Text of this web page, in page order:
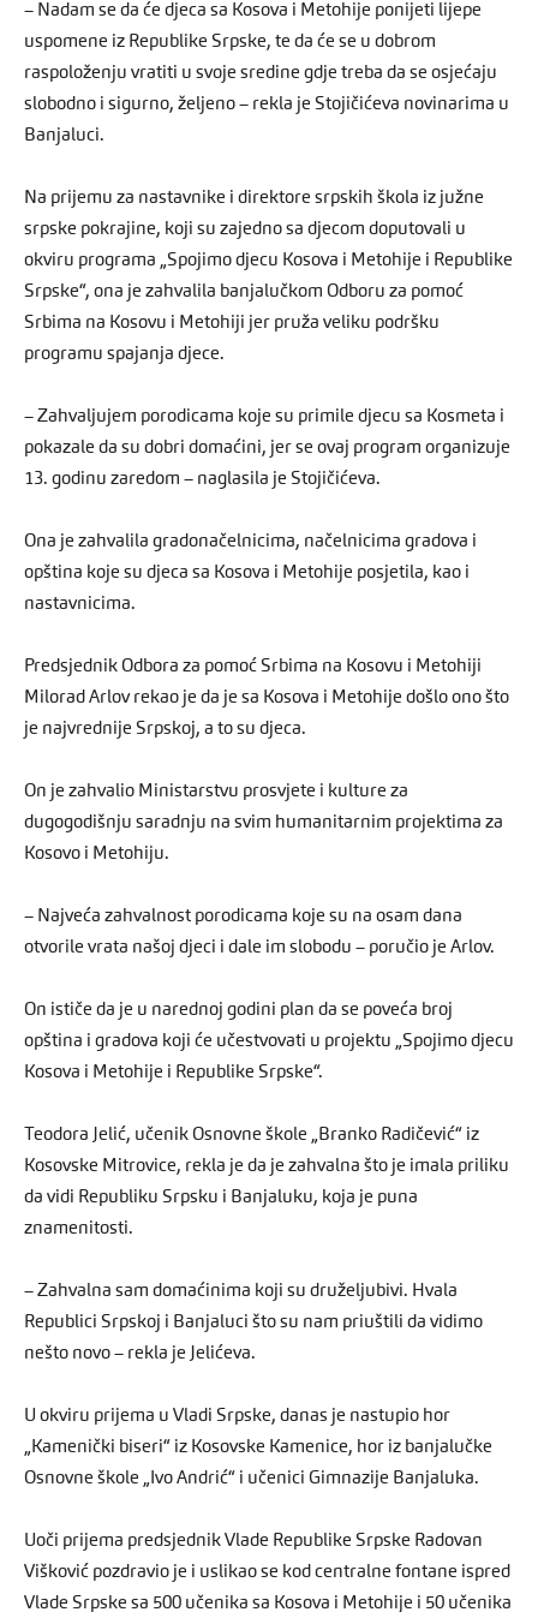
– Nadam se da će djeca sa Kosova i Metohije ponijeti lijepe
uspomene iz Republike Srpske, te da će se u dobrom
raspoloženju vratiti u svoje sredine gdje treba da se osjećaju
slobodno i sigurno, željeno – rekla je Stojičićeva novinarima u
Banjaluci.
Na prijemu za nastavnike i direktore srpskih škola iz južne
srpske pokrajine, koji su zajedno sa djecom doputovali u
okviru programa „Spojimo djecu Kosova i Metohije i Republike
Srpske“, ona je zahvalila banjalučkom Odboru za pomoć
Srbima na Kosovu i Metohiji jer pruža veliku podršku
programu spajanja djece.
– Zahvaljujem porodicama koje su primile djecu sa Kosmeta i
pokazale da su dobri domaćini, jer se ovaj program organizuje
13. godinu zaredom – naglasila je Stojičićeva.
Ona je zahvalila gradonačelnicima, načelnicima gradova i
opština koje su djeca sa Kosova i Metohije posjetila, kao i
nastavnicima.
Predsjednik Odbora za pomoć Srbima na Kosovu i Metohiji
Milorad Arlov rekao je da je sa Kosova i Metohije došlo ono što
je najvrednije Srpskoj, a to su djeca.
On je zahvalio Ministarstvu prosvjete i kulture za
dugogodišnju saradnju na svim humanitarnim projektima za
Kosovo i Metohiju.
– Najveća zahvalnost porodicama koje su na osam dana
otvorile vrata našoj djeci i dale im slobodu – poručio je Arlov.
On ističe da je u narednoj godini plan da se poveća broj
opština i gradova koji će učestvovati u projektu „Spojimo djecu
Kosova i Metohije i Republike Srpske“.
Teodora Jelić, učenik Osnovne škole „Branko Radičević“ iz
Kosovske Mitrovice, rekla je da je zahvalna što je imala priliku
da vidi Republiku Srpsku i Banjaluku, koja je puna
znamenitosti.
– Zahvalna sam domaćinima koji su druželjubivi. Hvala
Republici Srpskoj i Banjaluci što su nam priuštili da vidimo
nešto novo – rekla je Jelićeva.
U okviru prijema u Vladi Srpske, danas je nastupio hor
„Kamenički biseri“ iz Kosovske Kamenice, hor iz banjalučke
Osnovne škole „Ivo Andrić“ i učenici Gimnazije Banjaluka.
Uoči prijema predsjednik Vlade Republike Srpske Radovan
Višković pozdravio je i uslikao se kod centralne fontane ispred
Vlade Srpske sa 500 učenika sa Kosova i Metohije i 50 učenika